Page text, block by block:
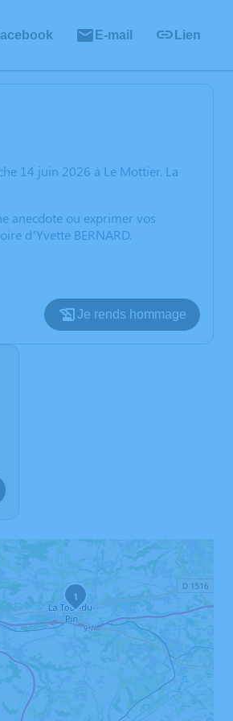
E-mail Lien
14 juin 2026 à Le Mottier. La
anecdote ou exprimer vos
d’Yvette BERNARD.
Je rends hommage
1